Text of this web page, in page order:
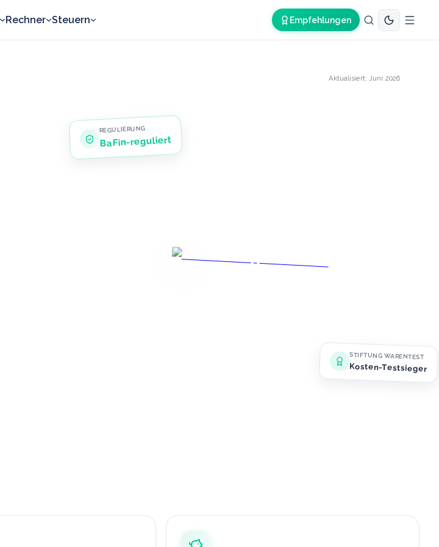
Rechner Steuern Empfehlungen
Aktualisiert: Juni 2026
REGULIERUNG
BaFin-reguliert
STIFTUNG WARENTEST
Kosten-Testsieger